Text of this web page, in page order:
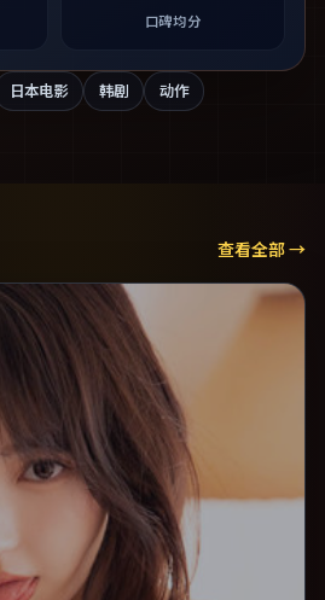
口碑均分
日本电影 韩剧 动作
查看全部 →